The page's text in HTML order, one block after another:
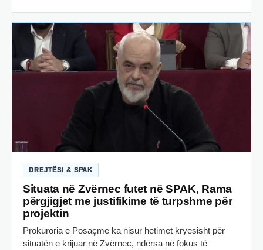
DREJTËSI & SPAK
Situata në Zvërnec futet në SPAK, Rama
përgjigjet me justifikime të turpshme për
projektin
Prokuroria e Posaçme ka nisur hetimet kryesisht për
situatën e krijuar në Zvërnec, ndërsa në fokus të